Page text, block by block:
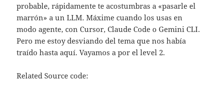
probable, rápidamente te acostumbras a «pasarle el
marrón» a un LLM. Máxime cuando los usas en
modo agente, con Cursor, Claude Code o Gemini CLI.
Pero me estoy desviando del tema que nos había
traído hasta aquí. Vayamos a por el level 2.
Related Source code: